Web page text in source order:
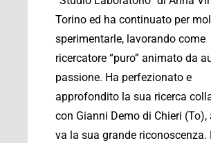
Torino ed ha continuato per
sperimentarle, lavorando come
ricercatore “puro” animato da
passione. Ha perfezionato e
approfondito la sua ricerca
con Gianni Demo di Chieri (To),
va la sua grande riconoscenza.